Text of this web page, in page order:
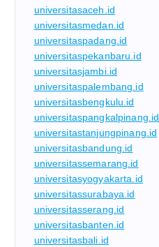
universitasaceh.id
universitasmedan.id
universitaspadang.id
universitaspekanbaru.id
universitasjambi.id
universitaspalembang.id
universitasbengkulu.id
universitaspangkalpinang.id
universitastanjungpinang.id
universitasbandung.id
universitassemarang.id
universitasyogyakarta.id
universitassurabaya.id
universitasserang.id
universitasbanten.id
universitasbali.id